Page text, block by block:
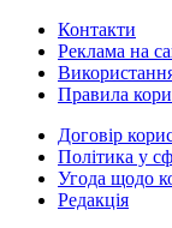
Контакти
Реклама на
Правила
Договір
Політика у
Угода щодо
Редакція